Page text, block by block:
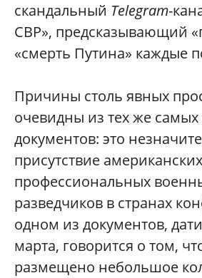
скандальный Telegram-
СВР», предсказывающий
«смерть Путина» каждые
Причины столь явных
очевидны из тех же самых
документов: это
присутствие американских
профессиональных
разведчиков в странах
одном из документов,
марта, говорится о том,
размещено небольшое